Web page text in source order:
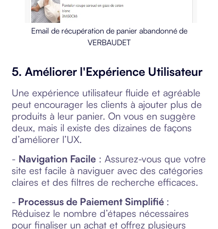
Email de récupération de panier abandonné de
VERBAUDET
5. Améliorer l'Expérience Utilisateur
Une expérience utilisateur fluide et agréable
peut encourager les clients à ajouter plus de
produits à leur panier. On vous en suggère
deux, mais il existe des dizaines de façons
d’améliorer l’UX.
- Navigation Facile : Assurez-vous que votre
site est facile à naviguer avec des catégories
claires et des filtres de recherche efficaces.
- Processus de Paiement Simplifié :
Réduisez le nombre d’étapes nécessaires
pour finaliser un achat et offrez plusieurs